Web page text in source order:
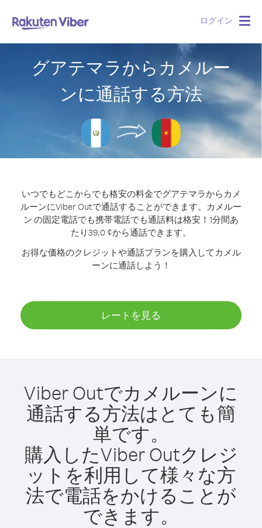
ログイン
グアテマラからカメルー
ンに通話する方法
いつでもどこからでも格安の料金でグアテマラからカメ
ルーンにViber Outで通話することができます。
カメルー
ン の固定電話でも携帯電話でも通話料は格安！1分間あ
たり39.0 ¢から通話できます。
お得な価格のクレジットや通話プランを購入してカメル
ーンに通話しよう！
レートを見る
Viber Outでカメルーンに
通話する方法はとても簡
単です。
購入したViber Outクレジ
ットを利用して様々な方
法で電話をかけることが
できます。